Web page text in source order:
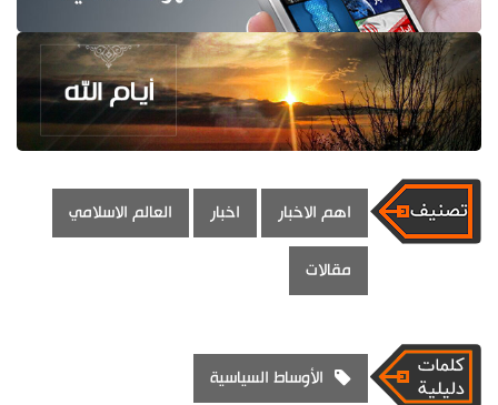
اهم الاخبار اخبار العالم الاسلامي
مقالات
الأوساط السياسية